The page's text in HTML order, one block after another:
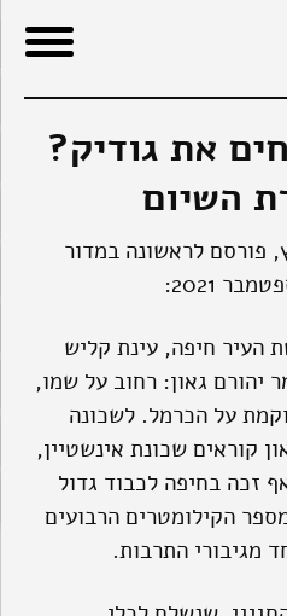
את גודיק?
השיום
פורסם לראשונה במדור
העיר חיפה, עינת קליש
יהורם גאון: רחוב על שמו,
על הכרמל. לשכונה
קוראים שכונת אינשטיין,
זכה בחיפה לכבוד גדול
הקילומטרים הרבועים
מגיבורי התרבות.